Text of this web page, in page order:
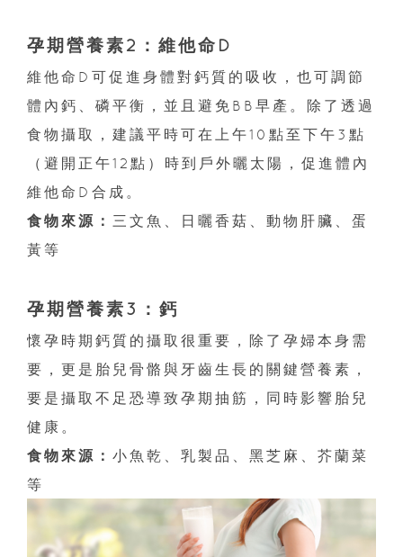
孕期營養素2：維他命D
維他命D可促進身體對鈣質的吸收，也可調節
體內鈣、磷平衡，並且避免BB早產。除了透過
食物攝取，建議平時可在上午10點至下午3點
（避開正午12點）時到戶外曬太陽，促進體內
維他命D合成。
食物來源： 三文魚、日曬香菇、動物肝臟、蛋
黃等
孕期營養素3：鈣
懷孕時期鈣質的攝取很重要，除了孕婦本身需
要，更是胎兒骨骼與牙齒生長的關鍵營養素，
要是攝取不足恐導致孕期抽筋，同時影響胎兒
健康。
食物來源： 小魚乾、乳製品、黑芝麻、芥蘭菜
等